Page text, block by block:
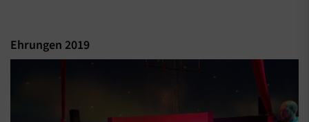
Ehrungen 2019